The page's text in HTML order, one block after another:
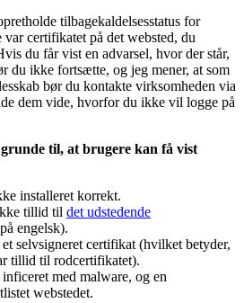
tilbagekaldelsesstatus for
certifikatet på det websted, du
du får vist en advarsel, hvor der står,
du ikke fortsætte, og jeg mener, at som
bør du kontakte virksomheden via
dem vide, hvorfor du ikke vil logge på
til, at brugere kan få vist
installeret korrekt.
tillid til det udstedende
engelsk).
et selvsigneret certifikat (hvilket betyder,
tillid til rodcertifikatet).
med malware, og en
webstedet.